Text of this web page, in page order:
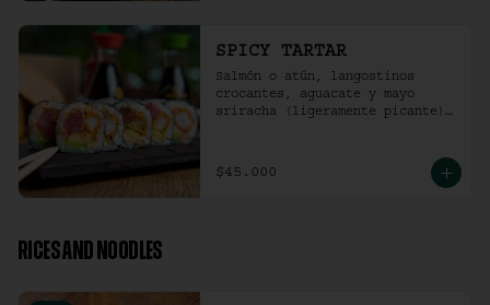
SPICY TARTAR
Salmón o atún, langostinos
crocantes, aguacate y mayo
sriracha (ligeramente picante).
$45.000
RICES AND NOODLES